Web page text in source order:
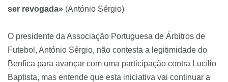
ser revogada» (António Sérgio)
O presidente da Associação Portuguesa de Árbitros de
Futebol, António Sérgio, não contesta a legitimidade do
Benfica para avançar com uma participação contra Lucílio
Baptista, mas entende que esta iniciativa vai continuar a